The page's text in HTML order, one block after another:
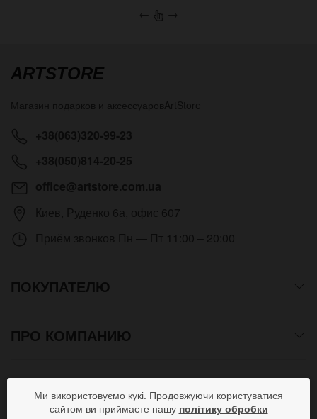
← →
ARTSTORE
ПОКУПАТЕЛЮ
ПРО КОМПАНИЮ
СПОСОБЫ ОПЛАТЫ
Ми використовуємо кукі. Продовжуючи користуватися
сайтом ви приймаєте нашу політику обробки